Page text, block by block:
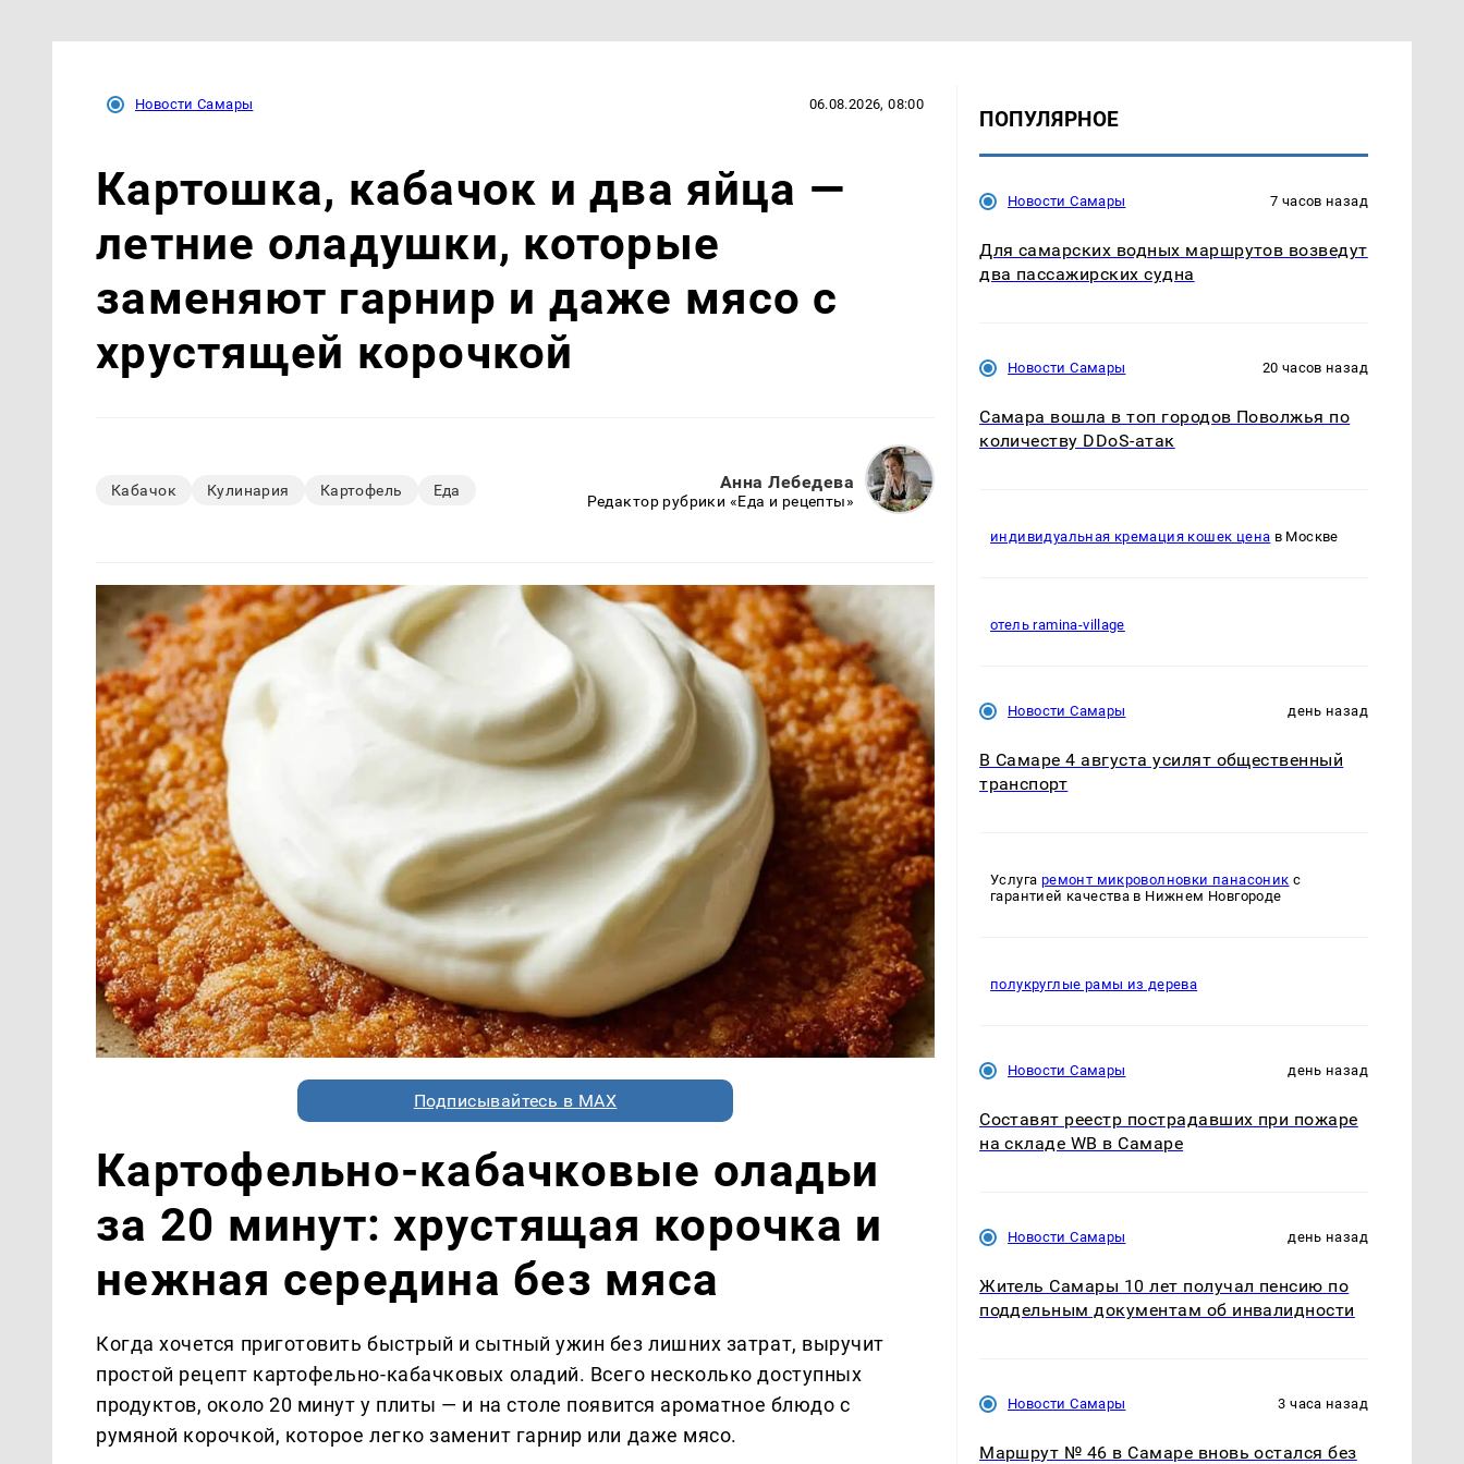
Новости Самары 06.08.2026, 08:00
Картошка, кабачок и два яйца —
летние оладушки, которые
заменяют гарнир и даже мясо с
хрустящей корочкой
Кабачок Кулинария Картофель Еда Анна Лебедева
Редактор рубрики «Еда и рецепты»
Подписывайтесь в MAX
Картофельно-кабачковые оладьи
за 20 минут: хрустящая корочка и
нежная середина без мяса
Когда хочется приготовить быстрый и сытный ужин без лишних затрат, выручит
простой рецепт картофельно-кабачковых оладий. Всего несколько доступных
продуктов, около 20 минут у плиты — и на столе появится ароматное блюдо с
румяной корочкой, которое легко заменит гарнир или даже мясо.
ПОПУЛЯРНОЕ
Новости Самары 7 часов назад
Для самарских водных маршрутов возведут
два пассажирских судна
Новости Самары 20 часов назад
Самара вошла в топ городов Поволжья по
количеству DDoS-атак
индивидуальная кремация кошек цена в Москве
отель ramina-village
Новости Самары день назад
В Самаре 4 августа усилят общественный
транспорт
Услуга ремонт микроволновки панасоник с
гарантией качества в Нижнем Новгороде
полукруглые рамы из дерева
Новости Самары день назад
Составят реестр пострадавших при пожаре
на складе WB в Самаре
Новости Самары день назад
Житель Самары 10 лет получал пенсию по
поддельным документам об инвалидности
Новости Самары 3 часа назад
Маршрут № 46 в Самаре вновь остался без